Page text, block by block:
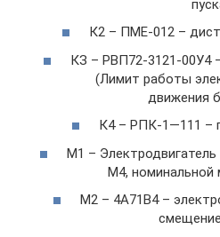
К2 – ПМЕ-012 –
КЗ – РВП72-3121-00У4
(Лимит работы
движения
К4 – РПК-1—111 –
М1 –
М4,
М2 – 4А71В4 –